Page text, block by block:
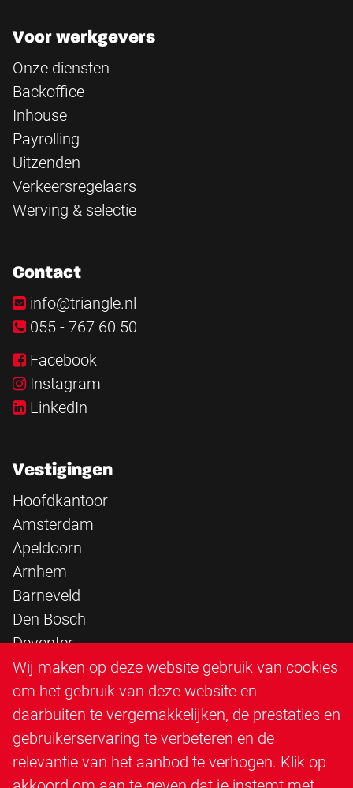
Voor werkgevers
Onze diensten
Backoffice
Inhouse
Payrolling
Uitzenden
Verkeersregelaars
Werving & selectie
Contact
info@triangle.nl
055 - 767 60 50
Facebook
Instagram
LinkedIn
Vestigingen
Hoofdkantoor
Amsterdam
Apeldoorn
Arnhem
Barneveld
Den Bosch
Deventer
Epe
Sittard
Triangle Infra
Triangle Steigerbouw
Utrecht
Wij maken op deze website gebruik van cookies
om het gebruik van deze website en
daarbuiten te vergemakkelijken, de prestaties en
gebruikerservaring te verbeteren en de
relevantie van het aanbod te verhogen. Klik op